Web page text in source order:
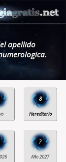
apellido
8
?